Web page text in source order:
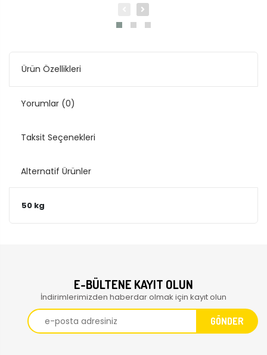
Ürün Özellikleri
Yorumlar (0)
Taksit Seçenekleri
Alternatif Ürünler
50 kg
E-BÜLTENE KAYIT OLUN
İndirimlerimizden haberdar olmak için kayıt olun